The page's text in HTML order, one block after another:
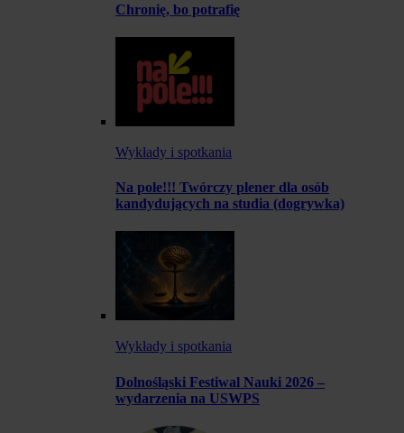
Chronię, bo potrafię
Wykłady i spotkania
Na pole!!! Twórczy plener dla osób
kandydujących na studia (dogrywka)
Wykłady i spotkania
Dolnośląski Festiwal Nauki 2026 –
wydarzenia na USWPS